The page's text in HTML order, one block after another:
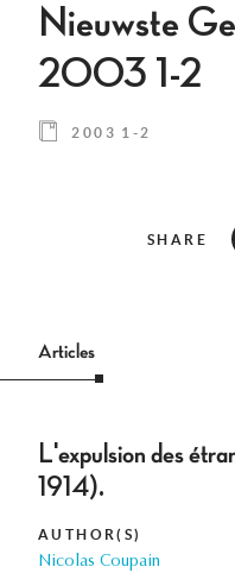
Nieuwste
2003 1-2
2003 1-2
SHARE
Articles
L'expulsion des
1914).
AUTHOR(S)
Nicolas Coupain